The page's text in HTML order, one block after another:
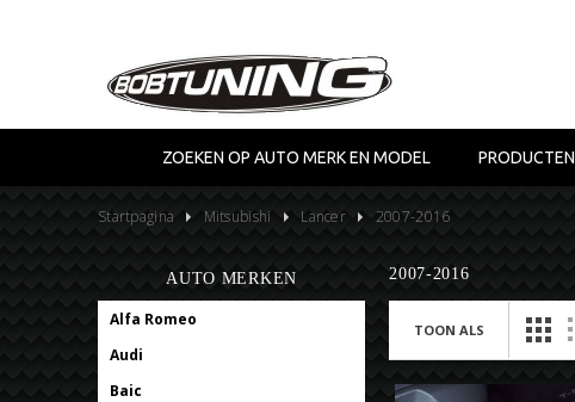
ZOEKEN OP AUTO MERK EN MODEL PRODUCTEN
Startpagina Mitsubishi Lancer 2007-2016
AUTO MERKEN
Alfa Romeo
Audi
Baic
2007-2016
TOON ALS